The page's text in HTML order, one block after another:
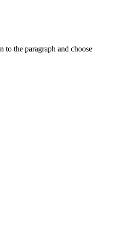
to the paragraph and choose